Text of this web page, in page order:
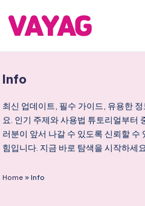
Skip
content
Y
A
G
여
블
국
외
어
디
든
여
행
Info
최신 업데이트, 필수 가이드, 유용한
요. 인기 주제와 사용법 튜토리얼부터
러분이 앞서 나갈 수 있도록 신뢰할 수
힘입니다. 지금 바로 탐색을 시작하세
Home » Info